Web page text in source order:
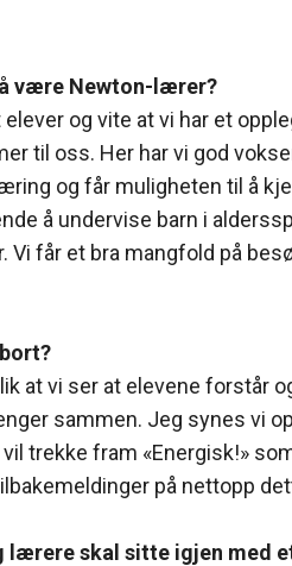
å være Newton-lærer?
og vite at vi har et
til oss. Her har vi god
og får muligheten til å
å undervise barn i
Vi får et bra mangfold på
at vi ser at elevene forstår
sammen. Jeg synes vi
trekke fram «Energisk!»
på nettopp
lærere skal sitte igjen med